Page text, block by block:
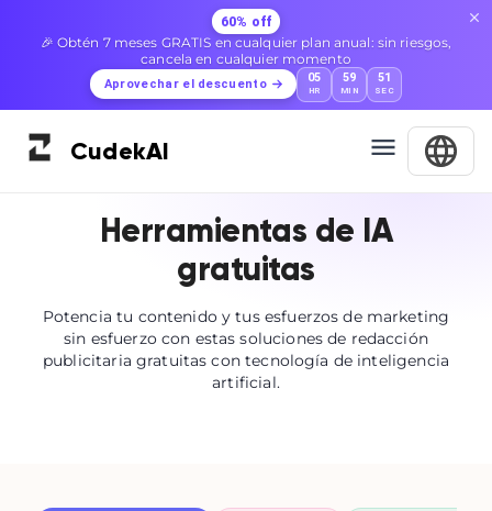
60% off
🎉 Obtén 7 meses GRATIS en cualquier plan anual: sin riesgos,
cancela en cualquier momento
Aprovechar el descuento 05
HR
59
MIN
50
SEC
CudekAI
Herramientas de IA
gratuitas
Potencia tu contenido y tus esfuerzos de marketing
sin esfuerzo con estas soluciones de redacción
publicitaria gratuitas con tecnología de inteligencia
artificial.